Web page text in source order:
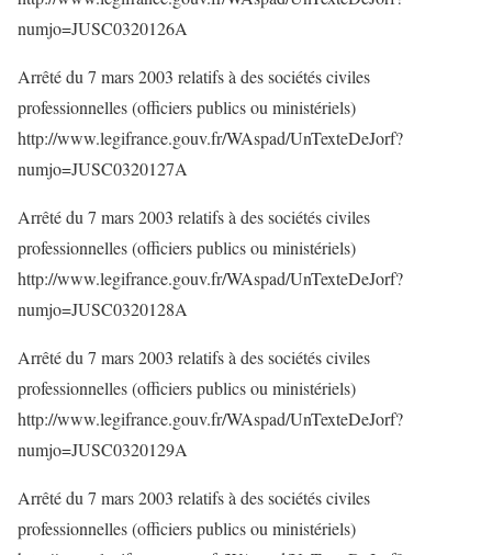
numjo=JUSC0320126A
Arrêté du 7 mars 2003 relatifs à des sociétés civiles
professionnelles (officiers publics ou ministériels)
http://www.legifrance.gouv.fr/WAspad/UnTexteDeJorf?
numjo=JUSC0320127A
Arrêté du 7 mars 2003 relatifs à des sociétés civiles
professionnelles (officiers publics ou ministériels)
http://www.legifrance.gouv.fr/WAspad/UnTexteDeJorf?
numjo=JUSC0320128A
Arrêté du 7 mars 2003 relatifs à des sociétés civiles
professionnelles (officiers publics ou ministériels)
http://www.legifrance.gouv.fr/WAspad/UnTexteDeJorf?
numjo=JUSC0320129A
Arrêté du 7 mars 2003 relatifs à des sociétés civiles
professionnelles (officiers publics ou ministériels)